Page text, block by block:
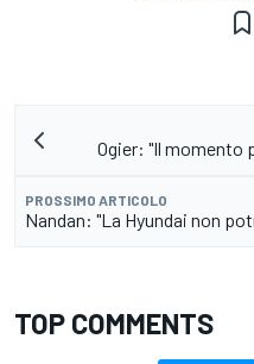
Ogier: "Il momento
PROSSIMO ARTICOLO
Nandan: "La Hyundai non
TOP COMMENTS